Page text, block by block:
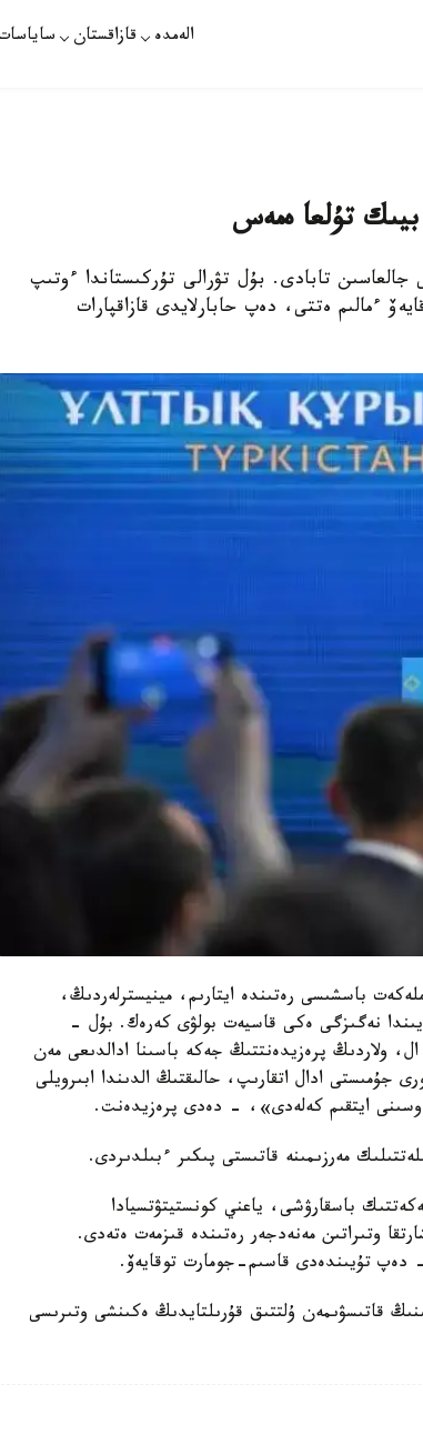
الەمدە قازاقستان ساياسات
بيىك تۇلعا ەمەس
تابادى. بۇل تۋرالى تۇركىستاندا ءوتىپ
ءمالىم ەتتى، دەپ حابارلايدى قازاقپارات
باسشىسى رەتىندە ايتارىم، مينيسترلەردىڭ،
نەگىزگى ەكى قاسيەت بولۋى كەرەك. بۇل -
ولاردىڭ پرەزيدەنتتىڭ جەكە باسىنا ادالدىعى مەن
ادال اتقارىپ، حالىقتىڭ الدىندا ابىرويلى
وسىنى ايتقىم كەلەدى»، - دەدى پرەزيدەنت.
مەرزىمىنە قاتىستى پىكىر ءبىلدىردى.
باسقارۋشى، ياعني كونستيتۋتسيادا
وتىراتىن مەنەدجەر رەتىندە قىزمەت ەتەدى.
تۇيىندەدى قاسىم-جومارت توقايەۆ.
قاتىسۋىمەن ۇلتتىق قۇرىلتايدىڭ ەكىنشى وتىرىسى